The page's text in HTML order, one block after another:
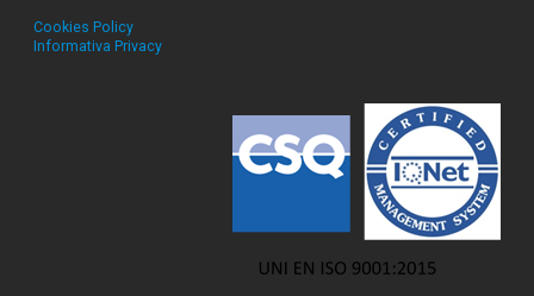
Cookies Policy
Informativa Privacy